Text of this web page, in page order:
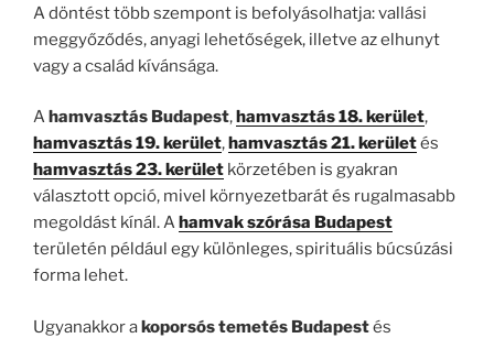
A döntést több szempont is befolyásolhatja: vallási
meggyőződés, anyagi lehetőségek, illetve az elhunyt
vagy a család kívánsága.
Ahamvasztás Budapest,hamvasztás 18. kerület,
hamvasztás 19. kerület,hamvasztás 21. kerületés
hamvasztás 23. kerület körzetében is gyakran
választott opció, mivel környezetbarát és rugalmasabb
megoldást kínál. Ahamvak szórása Budapest
területén például egy különleges, spirituális búcsúzási
forma lehet.
Ugyanakkor akoporsós temetés Budapestés